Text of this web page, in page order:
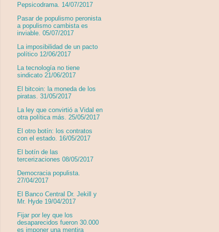
Pepsicodrama. 14/07/2017
Pasar de populismo peronista
a populismo cambista es
inviable. 05/07/2017
La imposibilidad de un pacto
político 12/06/2017
La tecnología no tiene
sindicato 21/06/2017
El bitcoin: la moneda de los
piratas. 31/05/2017
La ley que convirtió a Vidal en
otra política más. 25/05/2017
El otro botín: los contratos
con el estado. 16/05/2017
El botín de las
tercerizaciones 08/05/2017
Democracia populista.
27/04/2017
El Banco Central Dr. Jekill y
Mr. Hyde 19/04/2017
Fijar por ley que los
desaparecidos fueron 30.000
es imponer una mentira